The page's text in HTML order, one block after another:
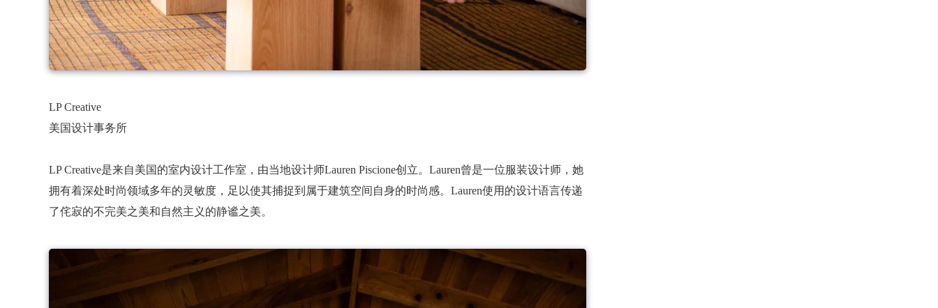
LP Creative
美国设计事务所
LP Creative是来自美国的室内设计工作室，由当地设计师Lauren Piscione创立。Lauren曾是一位服装设计师，她
拥有着深处时尚领域多年的灵敏度，足以使其捕捉到属于建筑空间自身的时尚感。Lauren使用的设计语言传递
了侘寂的不完美之美和自然主义的静谧之美。